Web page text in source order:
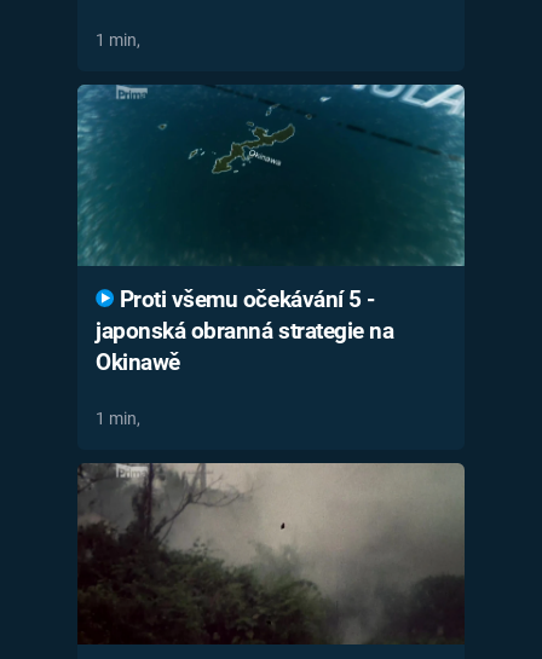
1 min,
Proti všemu očekávání 5 -
japonská obranná strategie na
Okinawě
1 min,